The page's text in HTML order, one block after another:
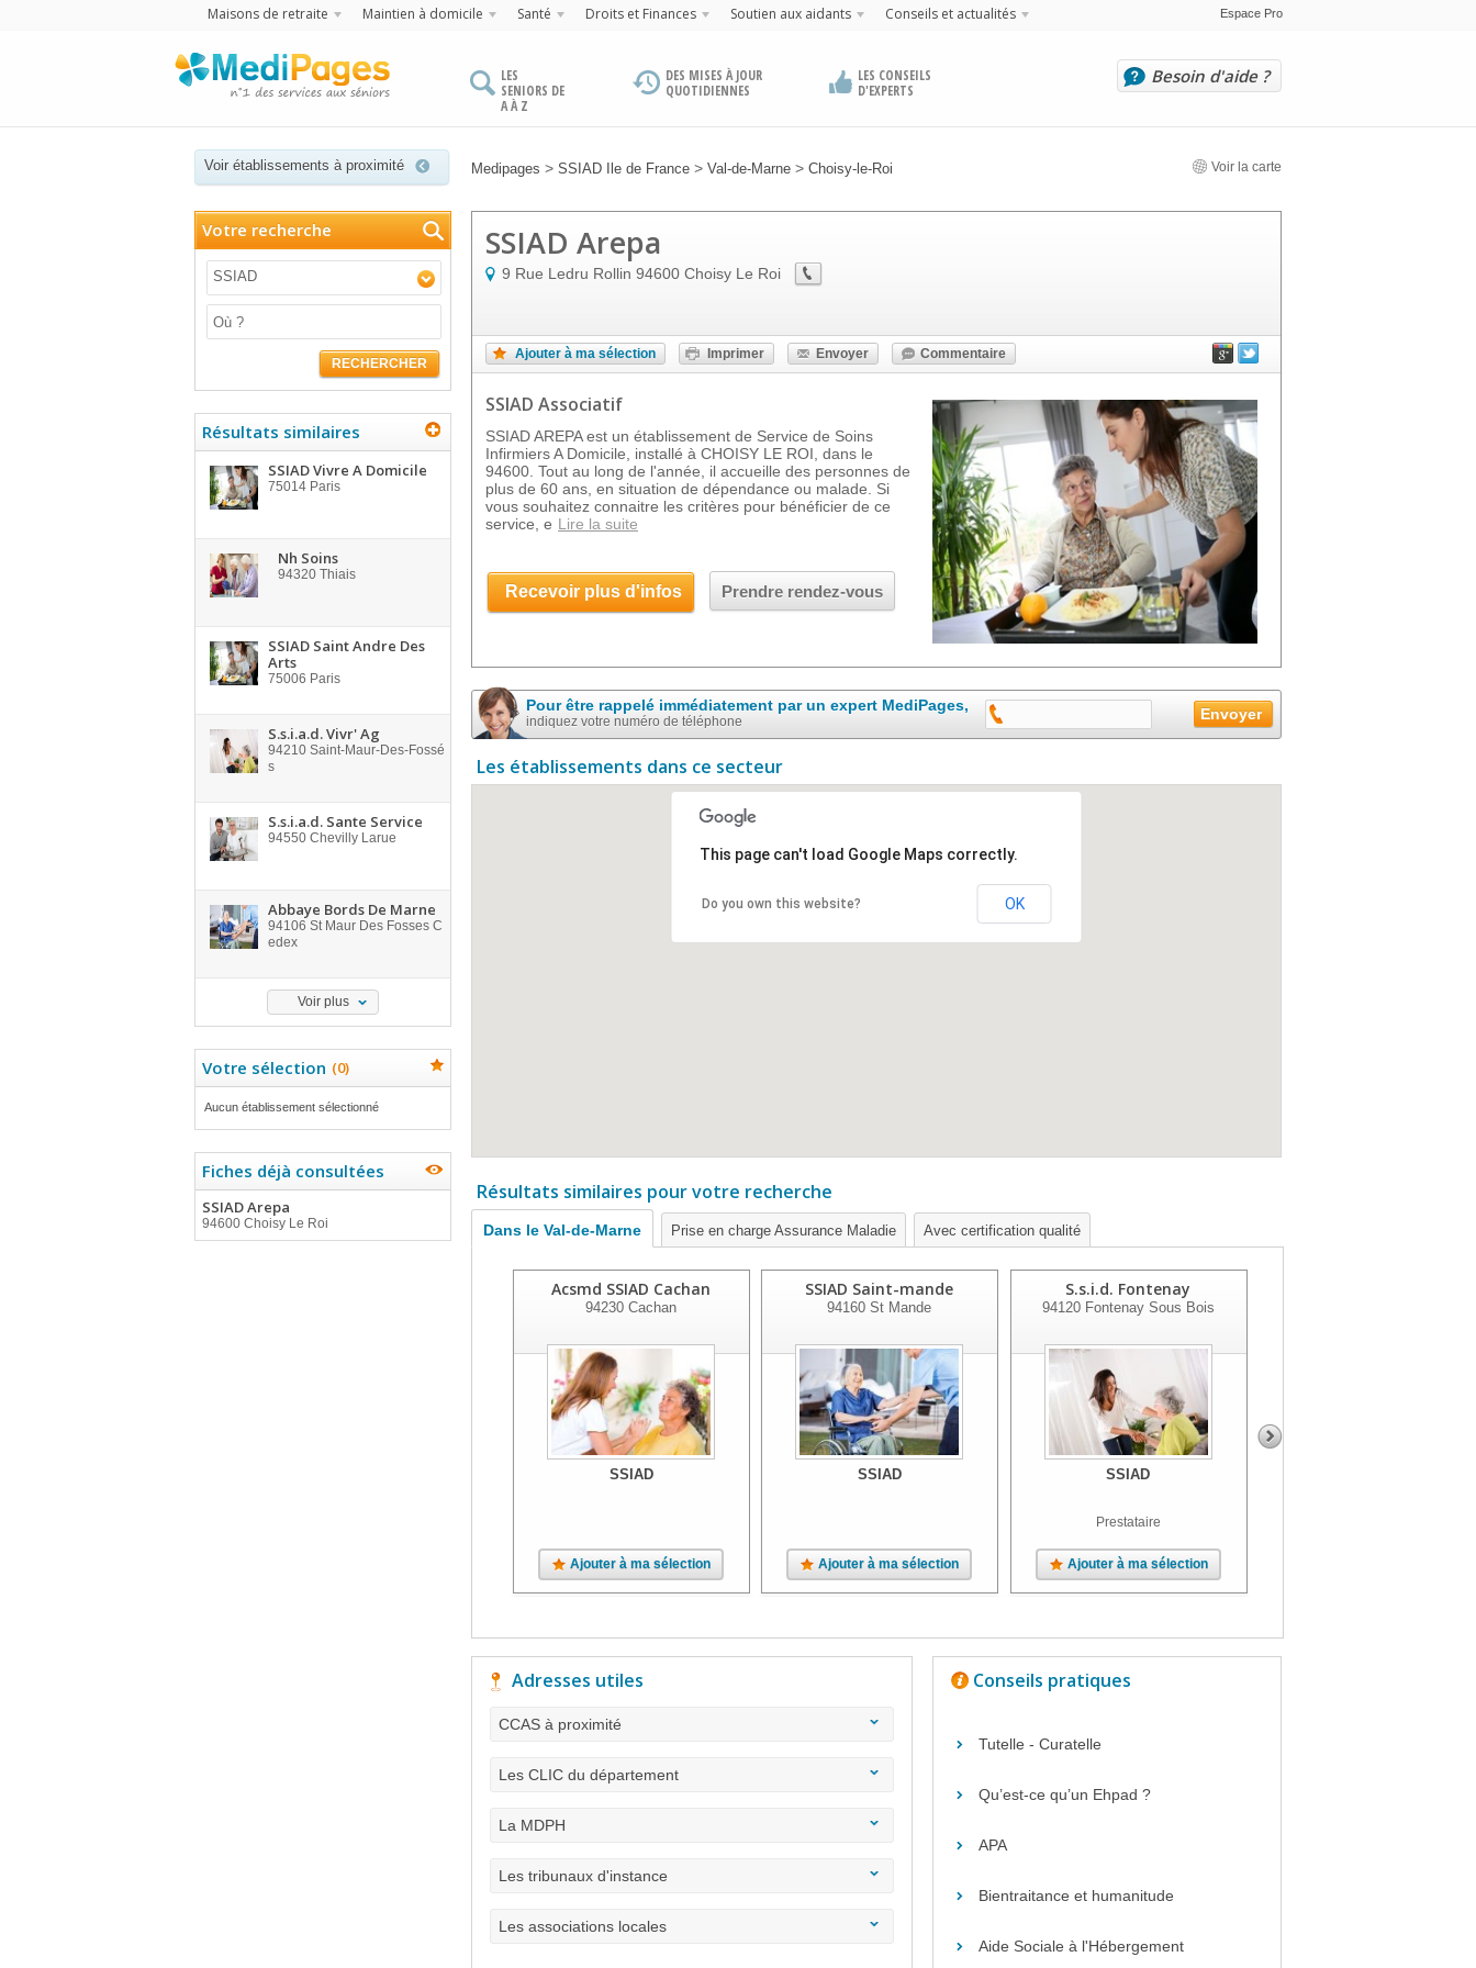
Maisons de retraite Maintien à domicile Santé Droits et Finances Soutien aux aidants Conseils et actualités Espace Pro
LES
SENIORS DE
A À Z
DES MISES À JOUR
QUOTIDIENNES
LES CONSEILS
D'EXPERTS
Besoin d'aide ?
Voir établissements à proximité Medipages > SSIAD Ile de France > Val-de-Marne > Choisy-le-Roi Voir la carte
Votre recherche
SSIAD
RECHERCHER
Résultats similaires
SSIAD Vivre A Domicile
75014 Paris
Nh Soins
94320 Thiais
SSIAD Saint Andre Des
Arts
75006 Paris
S.s.i.a.d. Vivr' Ag
94210 Saint-Maur-Des-Fossé
s
S.s.i.a.d. Sante Service
94550 Chevilly Larue
Abbaye Bords De Marne
94106 St Maur Des Fosses C
edex
Voir plus
Votre sélection (0)
Aucun établissement sélectionné
Fiches déjà consultées
SSIAD Arepa
94600 Choisy Le Roi
SSIAD Arepa
9 Rue Ledru Rollin 94600 Choisy Le Roi
Ajouter à ma sélection Imprimer Envoyer Commentaire
SSIAD Associatif
SSIAD AREPA est un établissement de Service de Soins
Infirmiers A Domicile, installé à CHOISY LE ROI, dans le
94600. Tout au long de l'année, il accueille des personnes de
plus de 60 ans, en situation de dépendance ou malade. Si
vous souhaitez connaitre les critères pour bénéficier de ce
service, e Lire la suite
Recevoir plus d'infos Prendre rendez-vous
Pour être rappelé immédiatement par un expert MediPages,
indiquez votre numéro de téléphone
Les établissements dans ce secteur
This page can't load Google Maps correctly.
Do you own this website? OK
Résultats similaires pour votre recherche
Dans le Val-de-Marne Prise en charge Assurance Maladie Avec certification qualité
Acsmd SSIAD Cachan
94230 Cachan
SSIAD
Ajouter à ma sélection
SSIAD Saint-mande
94160 St Mande
SSIAD
Ajouter à ma sélection
S.s.i.d. Fontenay
94120Fontenay Sous Bois
SSIAD
Prestataire
Ajouter à ma sélection
Adresses utiles
CCAS à proximité
Les CLIC du département
La MDPH
Les tribunaux d'instance
Les associations locales
Conseils pratiques
Tutelle - Curatelle
Qu’est-ce qu’un Ehpad ?
APA
Bientraitance et humanitude
Aide Sociale à l'Hébergement